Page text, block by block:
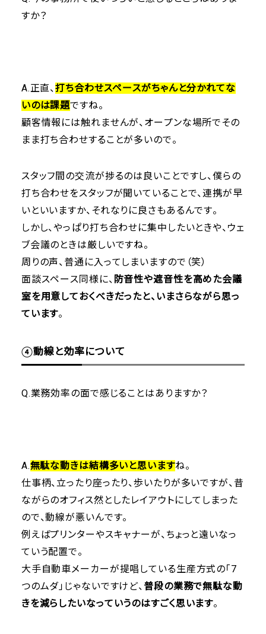
すか？
A.正直、打ち合わせスペースがちゃんと分かれてな
いのは課題ですね。
顧客情報には触れませんが、オープンな場所でその
まま打ち合わせすることが多いので。
スタッフ間の交流が捗るのは良いことですし、僕らの
打ち合わせをスタッフが聞いていることで、連携が早
いといいますか、それなりに良さもあるんです。
しかし、やっぱり打ち合わせに集中したいときや、ウェ
ブ会議のときは厳しいですね。
周りの声、普通に入ってしまいますので（笑）
面談スペース同様に、 防音性や遮音性を高めた会議
室を用意しておくべきだったと、いまさらながら思っ
ています。
④動線と効率について
Q.業務効率の面で感じることはありますか？
A.無駄な動きは結構多いと思いますね。
仕事柄、立ったり座ったり、歩いたりが多いですが、昔
ながらのオフィス然としたレイアウトにしてしまった
ので、動線が悪いんです。
例えばプリンターやスキャナーが、ちょっと遠いなっ
ていう配置で。
大手自動車メーカーが提唱している生産方式の「7
つのムダ」じゃないですけど、 普段の業務で無駄な動
きを減らしたいなっていうのはすごく思います。